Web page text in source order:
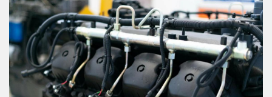
Региональная
логистика
ЭДО, ИТ в
логистике
Дороги,
инфраструктура